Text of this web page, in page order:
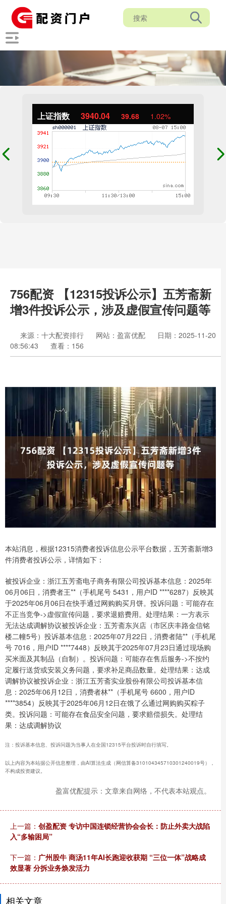
上证指数 3940.04 39.68 1.02%
756配资 【12315投诉公示】五芳斋新
增3件投诉公示，涉及虚假宣传问题等
来源：十大配资排行 网站：盈富优配
日期：2025-11-20
08:56:43
查看：156
本站消息，根据12315消费者投诉信息公示平台数据，五芳斋新增3
件消费者投诉公示，详情如下：
被投诉企业：浙江五芳斋电子商务有限公司投诉基本信息：2025年
06月06日，消费者王**（手机尾号 5431，用户ID ****6287）反映其
于2025年06月06日在快手通过网购购买月饼。投诉问题：可能存在
不正当竞争->虚假宣传问题，要求退赔费用。处理结果：一方表示
无法达成调解协议被投诉企业：五芳斋东兴店（市区庆丰路金信铭
楼二幢5号）投诉基本信息：2025年07月22日，消费者陆**（手机尾
号 7016，用户ID ****7448）反映其于2025年07月23日通过现场购
买米面及其制品（自制）。投诉问题：可能存在售后服务->不按约
定履行送货或安装义务问题，要求补足商品数量。处理结果：达成
调解协议被投诉企业：浙江五芳斋实业股份有限公司投诉基本信
息：2025年06月12日，消费者林**（手机尾号 6600，用户ID
****3854）反映其于2025年06月12日在饿了么通过网购购买粽子
类。投诉问题：可能存在食品安全问题，要求赔偿损失。处理结
果：达成调解协议
注：投诉基本信息、投诉问题为当事人在全国12315平台投诉时自行填写。
以上内容为本站据公开信息整理，由AI算法生成（网信算备310104345710301240019号），
不构成投资建议。
盈富优配提示：文章来自网络，不代表本站观点。
上一篇： 创盈配资 专访中国连锁经营协会会长：防止外卖大战陷
入“多输困局”
下一篇： 广州股牛 商汤11年AI长跑迎收获期 “三位一体”战略成
效显著 分拆业务焕发活力
相关文章